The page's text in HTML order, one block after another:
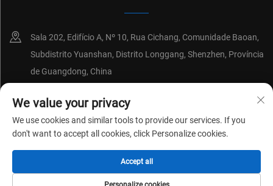
Sala 202, Edifício A, Nº 10, Rua Cichang, Comunidade Baoan,
Subdistrito Yuanshan, Distrito Longgang, Shenzhen, Província
de Guangdong, China
+86-18214652676
[email protected]
Direitos autorais © 2026 por Shenzhen Shenchuangxing Technology Co.,
Ltd. Política de Privacidade
We value your privacy
We use cookies and similar tools to provide our services. If you
don't want to accept all cookies, click Personalize cookies.
Accept all